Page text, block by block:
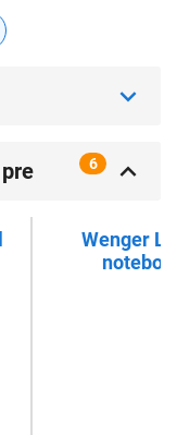
6
Wenger